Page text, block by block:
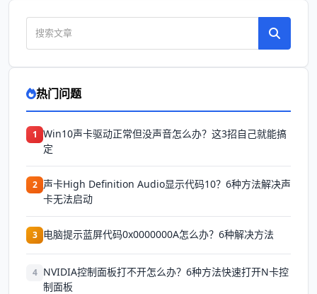
热门问题
1 Win10声卡驱动正常但没声音怎么办？这3招自己就能搞
定
2 声卡High Definition Audio显示代码10？6种方法解决声
卡无法启动
3 电脑提示蓝屏代码0x0000000A怎么办？6种解决方法
4 NVIDIA控制面板打不开怎么办？6种方法快速打开N卡控
制面板